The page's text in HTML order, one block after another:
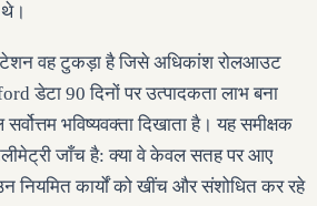
वह टुकड़ा है जिसे अधिकांश रोलआउट
डेटा 90 दिनों पर उत्पादकता लाभ बना
भविष्यवक्ता दिखाता है। यह समीक्षक
जाँच है: क्या वे केवल सतह पर आए
नियमित कार्यों को खींच और संशोधित कर रहे